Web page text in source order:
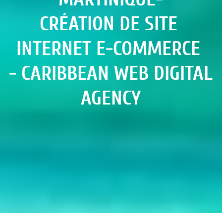
CRÉATION DE SITE
INTERNET E-COMMERCE
- CARIBBEAN WEB DIGITAL
AGENCY